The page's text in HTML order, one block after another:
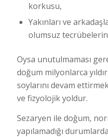
korkusu,
Yakınları ve
olumsuz
Oysa unutulmaması
doğum milyonlarca
soylarını devam
ve fizyolojik yoldur.
Sezaryen ile doğum,
yapılamadığı